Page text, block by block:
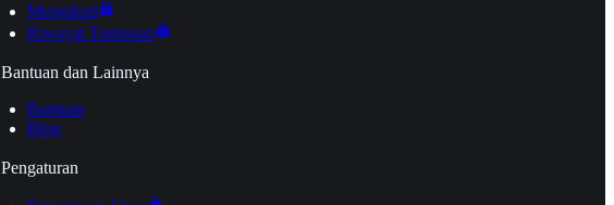
Mengikuti
Riwayat Tontonan
Bantuan dan Lainnya
Bantuan
Blog
Pengaturan